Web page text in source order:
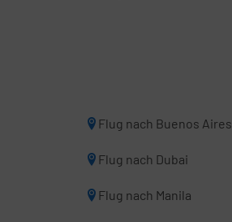
Flug nach Buenos Aires
Flug nach Dubai
Flug nach Manila